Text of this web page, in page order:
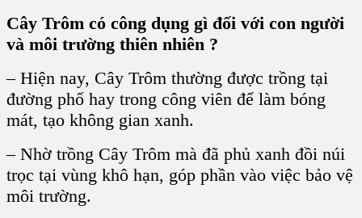
Cây Trôm có công dụng gì đối với con người
và môi trường thiên nhiên ?
– Hiện nay, Cây Trôm thường được trồng tại
đường phố hay trong công viên để làm bóng
mát, tạo không gian xanh.
– Nhờ trồng Cây Trôm mà đã phủ xanh đồi núi
trọc tại vùng khô hạn, góp phần vào việc bảo vệ
môi trường.